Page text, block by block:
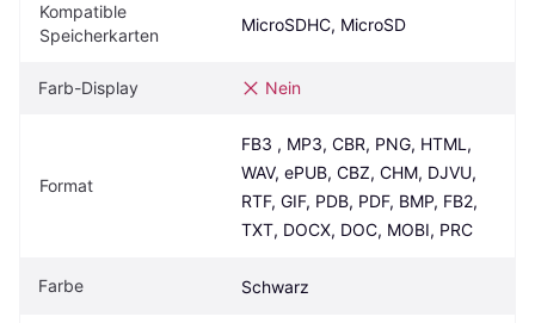
Kompatible
Speicherkarten
MicroSDHC, MicroSD
Farb-Display Nein
Format
FB3 , MP3, CBR, PNG, HTML,
WAV, ePUB, CBZ, CHM, DJVU,
RTF, GIF, PDB, PDF, BMP, FB2,
TXT, DOCX, DOC, MOBI, PRC
Farbe Schwarz